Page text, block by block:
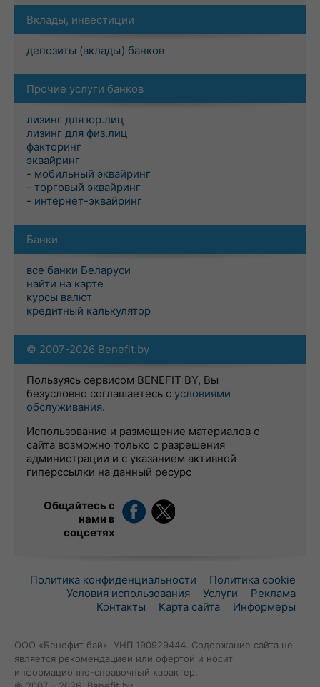
Вклады, инвестиции
депозиты (вклады) банков
Прочие услуги банков
лизинг для юр.лиц
лизинг для физ.лиц
факторинг
эквайринг
- мобильный эквайринг
- торговый эквайринг
- интернет-эквайринг
Банки
все банки Беларуси
найти на карте
курсы валют
кредитный калькулятор
© 2007-2026 Benefit.by
Пользуясь сервисом BENEFIT BY, Вы
безусловно соглашаетесь с условиями
обслуживания.
Использование и размещение материалов с
сайта возможно только с разрешения
администрации и с указанием активной
гиперссылки на данный ресурс
Общайтесь с
нами в
соцсетях
Политика конфиденциальности
Политика cookie
Условия использования
Услуги
Реклама
Контакты
Карта сайта Информеры
ООО «Бенефит бай», УНП 190929444. Содержание сайта не
является рекомендацией или офертой и носит
информационно-справочный характер.